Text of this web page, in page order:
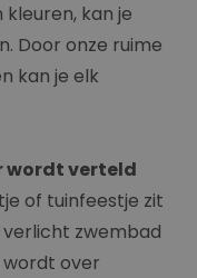
kan je
Door onze ruime
kan je elk
wordt verteld
of tuinfeestje zit
verlicht zwembad
over